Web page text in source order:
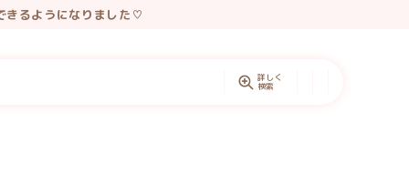
きるようになりました♡
ントしています。
詳しく
検索